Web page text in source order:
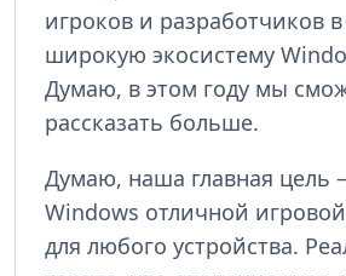
игроков и разработчиков
широкую экосистему
Думаю, в этом году мы
рассказать больше.
Думаю, наша главная цель
Windows отличной
для любого устройства.